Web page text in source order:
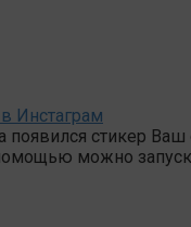
Инстаграм
появился стикер Ваш
можно